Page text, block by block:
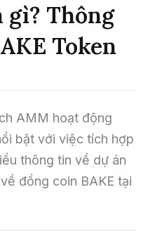
gì? Thông
Token
AMM hoạt động
bật với việc tích hợp
thông tin về dự án
đồng coin BAKE tại